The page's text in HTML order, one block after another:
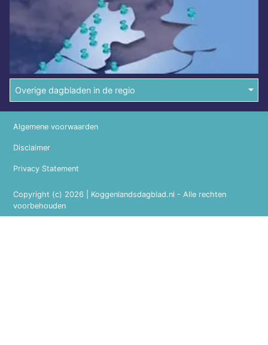
Overige dagbladen in de regio
Copyright (c) 2026 | Koggenlandsdagblad.nl - Alle rechten
voorbehouden
Algemene voorwaarden
Disclaimer
Privacy Statement